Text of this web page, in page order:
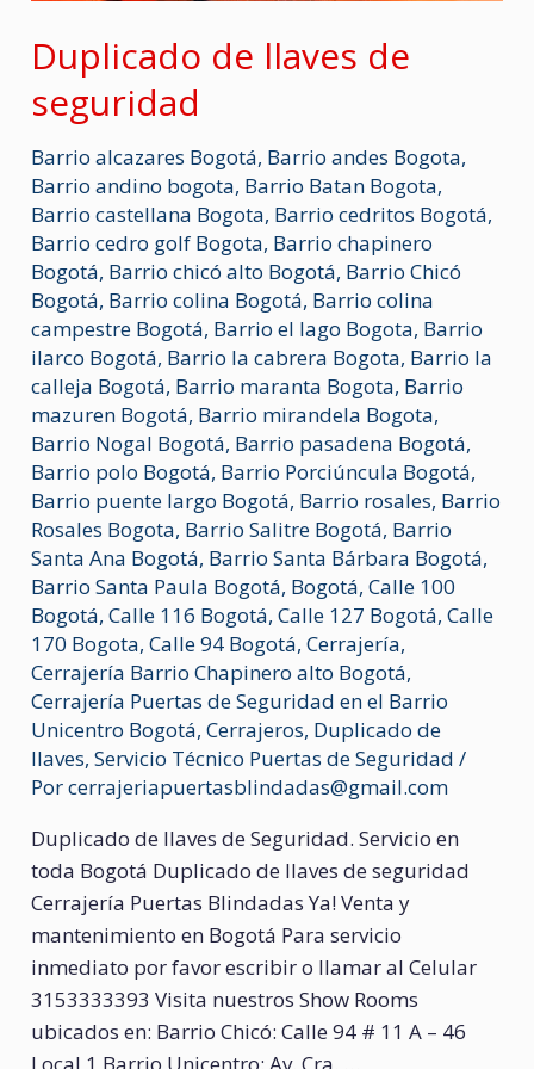
Duplicado de llaves de
seguridad
Barrio alcazares Bogotá, Barrio andes Bogota,
Barrio andino bogota, Barrio Batan Bogota,
Barrio castellana Bogota, Barrio cedritos Bogotá,
Barrio cedro golf Bogota, Barrio chapinero
Bogotá, Barrio chicó alto Bogotá, Barrio Chicó
Bogotá, Barrio colina Bogotá, Barrio colina
campestre Bogotá, Barrio el lago Bogota, Barrio
ilarco Bogotá, Barrio la cabrera Bogota, Barrio la
calleja Bogotá, Barrio maranta Bogota, Barrio
mazuren Bogotá, Barrio mirandela Bogota,
Barrio Nogal Bogotá, Barrio pasadena Bogotá,
Barrio polo Bogotá, Barrio Porciúncula Bogotá,
Barrio puente largo Bogotá, Barrio rosales, Barrio
Rosales Bogota, Barrio Salitre Bogotá, Barrio
Santa Ana Bogotá, Barrio Santa Bárbara Bogotá,
Barrio Santa Paula Bogotá, Bogotá,Calle 100
Bogotá,Calle 116 Bogotá,Calle 127 Bogotá,Calle
170 Bogota,Calle 94 Bogotá,Cerrajería,
Cerrajería Barrio Chapinero alto Bogotá,
Cerrajería Puertas de Seguridad en el Barrio
Unicentro Bogotá,Cerrajeros, Duplicado de
llaves,Servicio Técnico Puertas de Seguridad /
Porcerrajeriapuertasblindadas@gmail.com
Duplicado de llaves de Seguridad. Servicio en
toda Bogotá Duplicado de llaves de seguridad
Cerrajería Puertas Blindadas Ya! Venta y
mantenimiento en Bogotá Para servicio
inmediato por favor escribir o llamar al Celular
3153333393 Visita nuestros Show Rooms
ubicados en: Barrio Chicó: Calle 94 # 11 A – 46